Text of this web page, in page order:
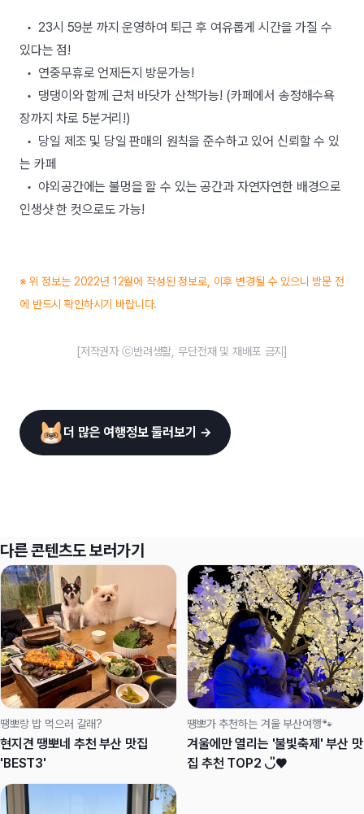
• 23시 59분 까지 운영하여 퇴근 후 여유롭게 시간을 가질 수
있다는 점!
• 연중무휴로 언제든지 방문가능!
• 댕댕이와 함께 근처 바닷가 산책가능! (카페에서 송정해수욕
장까지 차로 5분거리!)
• 당일 제조 및 당일 판매의 원칙을 준수하고 있어 신뢰할 수 있
는 카페
• 야외공간에는 불멍을 할 수 있는 공간과 자연자연한 배경으로
인생샷 한 컷으로도 가능!
※ 위 정보는 2022년 12월에 작성된 정보로, 이후 변경될 수 있으니 방문 전
에 반드시 확인하시기 바랍니다.
[저작권자 ⓒ반려생활, 무단전재 및 재배포 금지]
더 많은 여행정보 둘러보기 →
다른 콘텐츠도 보러가기
땡뽀랑 밥 먹으러 갈래?
현지견 땡뽀네 추천 부산 맛집
'BEST3'
떙뽀가 추천하는 겨울 부산여행🐾
겨울에만 열리는 '불빛축제' 부산 맛
집 추천 TOP2 ◡̎♥